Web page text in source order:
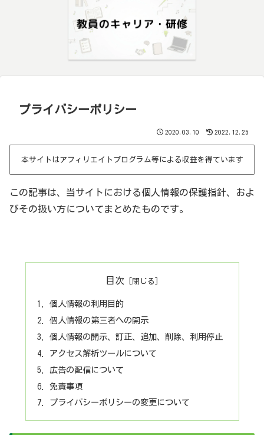
プライバシーポリシー
2020.03.10 2022.12.25
本サイトはアフィリエイトプログラム等による収益を得ています
この記事は、当サイトにおける個人情報の保護指針、およ
びその扱い方についてまとめたものです。
目次
個人情報の利用目的
個人情報の第三者への開示
個人情報の開示、訂正、追加、削除、利用停止
アクセス解析ツールについて
広告の配信について
免責事項
プライバシーポリシーの変更について